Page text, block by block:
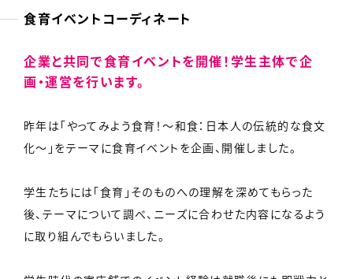
食育イベントコーディネート
企業と共同で食育イベントを開催！学生主体で企
画・運営を行います。
昨年は「やってみよう食育！〜和食：日本人の伝統的な食文
化〜」をテーマに食育イベントを企画、開催しました。
学生たちには「食育」そのものへの理解を深めてもらった
後、テーマについて調べ、ニーズに合わせた内容になるよう
に取り組んでもらいました。